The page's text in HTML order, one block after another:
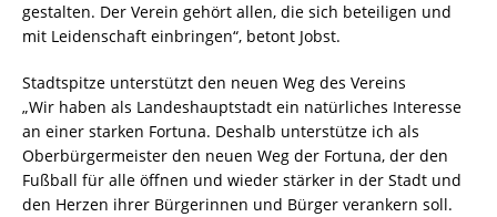
gestalten. Der Verein gehört allen, die sich beteiligen und
mit Leidenschaft einbringen“, betont Jobst.
Stadtspitze unterstützt den neuen Weg des Vereins
„Wir haben als Landeshauptstadt ein natürliches Interesse
an einer starken Fortuna. Deshalb unterstütze ich als
Oberbürgermeister den neuen Weg der Fortuna, der den
Fußball für alle öffnen und wieder stärker in der Stadt und
den Herzen ihrer Bürgerinnen und Bürger verankern soll.